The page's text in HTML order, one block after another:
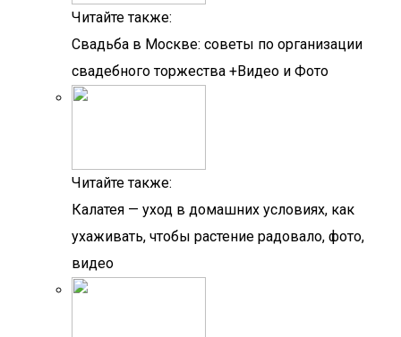
Читайте также:
Свадьба в Москве: советы по организации
свадебного торжества +Видео и Фото
Читайте также:
Калатея — уход в домашних условиях, как
ухаживать, чтобы растение радовало, фото,
видео